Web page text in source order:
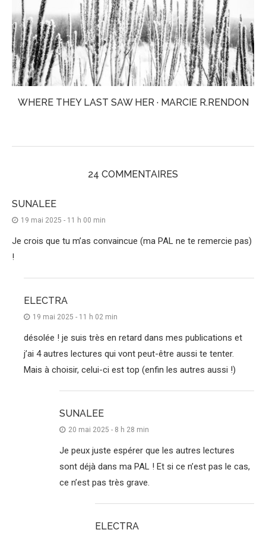
WHERE THEY LAST SAW HER · MARCIE R.RENDON
24 COMMENTAIRES
SUNALEE
19 mai 2025 - 11 h 00 min
Je crois que tu m’as convaincue (ma PAL ne te remercie pas)
!
ELECTRA
19 mai 2025 - 11 h 02 min
désolée ! je suis très en retard dans mes publications et
j’ai 4 autres lectures qui vont peut-être aussi te tenter.
Mais à choisir, celui-ci est top (enfin les autres aussi !)
SUNALEE
20 mai 2025 - 8 h 28 min
Je peux juste espérer que les autres lectures
sont déjà dans ma PAL ! Et si ce n’est pas le cas,
ce n’est pas très grave.
ELECTRA